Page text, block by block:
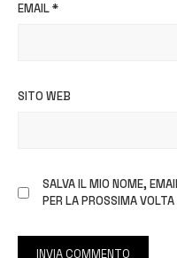
EMAIL*
SITO WEB
SALVA IL MIO NOME,
PER LA PROSSIMA